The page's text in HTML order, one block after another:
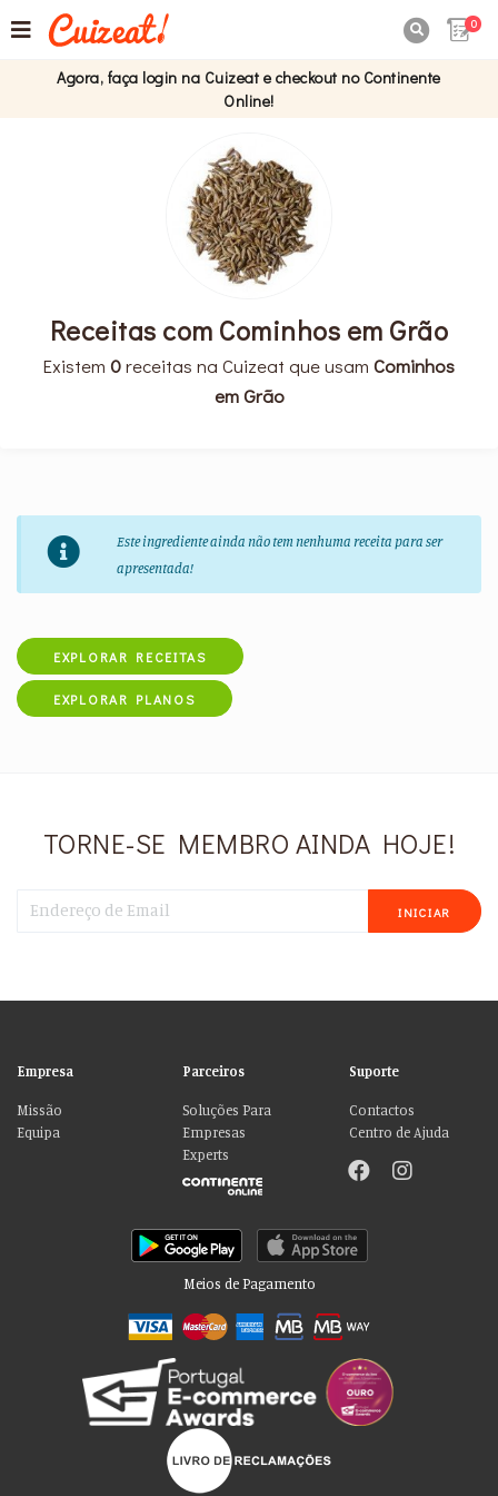
0
Agora, faça login na Cuizeat e checkout no Continente
Online!
Receitas com Cominhos em Grão
Existem 0receitas na Cuizeat que usam Cominhos
em Grão
Este ingrediente ainda não tem nenhuma receita para ser
apresentada!
EXPLORAR RECEITAS
EXPLORAR PLANOS
TORNE-SE MEMBRO AINDA HOJE!
INICIAR
Empresa
Missão
Equipa
Parceiros
Soluções Para
Empresas
Experts
Suporte
Contactos
Centro de Ajuda
Meios de Pagamento
Por favor aceite as nossas deliciosas